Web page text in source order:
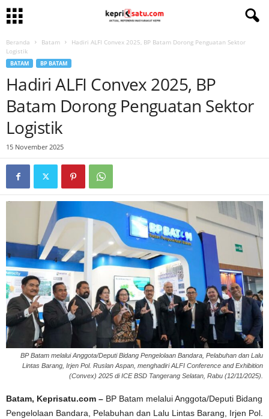
Beranda Batam
Hadiri ALFI Convex 2025, BP Batam Dorong Penguatan Sektor
Logistik
BATAM BP BATAM
Hadiri ALFI Convex 2025, BP
Batam Dorong Penguatan Sektor
Logistik
15 November 2025
BP Batam melalui Anggota/Deputi Bidang Pengelolaan Bandara, Pelabuhan dan Lalu
Lintas Barang, Irjen Pol. Ruslan Aspan, menghadiri ALFI Conference and Exhibition
(Convex) 2025 di ICE BSD Tangerang Selatan, Rabu (12/11/2025).
Batam, Keprisatu.com – BP Batam melalui Anggota/Deputi Bidang
Pengelolaan Bandara, Pelabuhan dan Lalu Lintas Barang, Irjen Pol.